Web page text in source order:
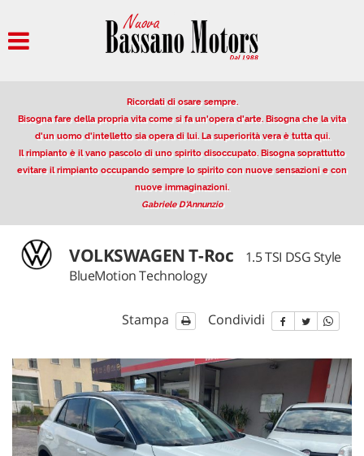
PARCO AUTO
AUTO IN VETRINA
NOLEGGIO
DESCRIZIONE DEL SERVIZIO
NLT
NOLEGGIO A BREVE TERMINE
Ricordati di osare sempre.
Bisogna fare della propria vita come si fa un'opera d'arte. Bisogna che la vita
d'un uomo d'intelletto sia opera di lui. La superiorità vera è tutta qui.
Il rimpianto è il vano pascolo di uno spirito disoccupato. Bisogna soprattutto
evitare il rimpianto occupando sempre lo spirito con nuove sensazioni e con
nuove immaginazioni.
Gabriele D'Annunzio
VOLKSWAGEN T-Roc
1.5 TSI DSG Style
BlueMotion Technology
Stampa Condividi